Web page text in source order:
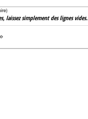
laissez simplement des lignes vides.